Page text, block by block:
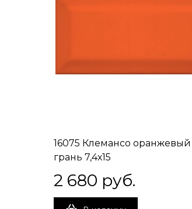
16075 Клемансо оранжевый
грань 7,4х15
2 680 руб.